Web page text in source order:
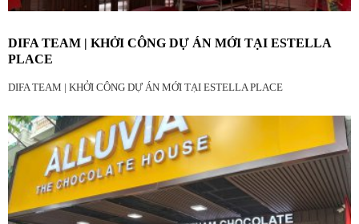
DIFA TEAM | KHỞI CÔNG DỰ ÁN MỚI TẠI ESTELLA
PLACE
DIFA TEAM | KHỞI CÔNG DỰ ÁN MỚI TẠI ESTELLA PLACE